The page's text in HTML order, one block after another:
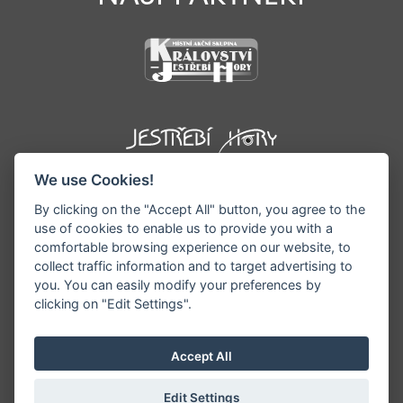
©1996 - 2026 Všechna práva vyhrazena serveru
zveřejňovaných informací a vyhrazuje si právo
We use Cookies!
By clicking on the "Accept All" button, you agree to the
use of cookies to enable us to provide you with a
comfortable browsing experience on our website, to
collect traffic information and to target advertising to
you. You can easily modify your preferences by
clicking on "Edit Settings".
Accept All
Edit Settings